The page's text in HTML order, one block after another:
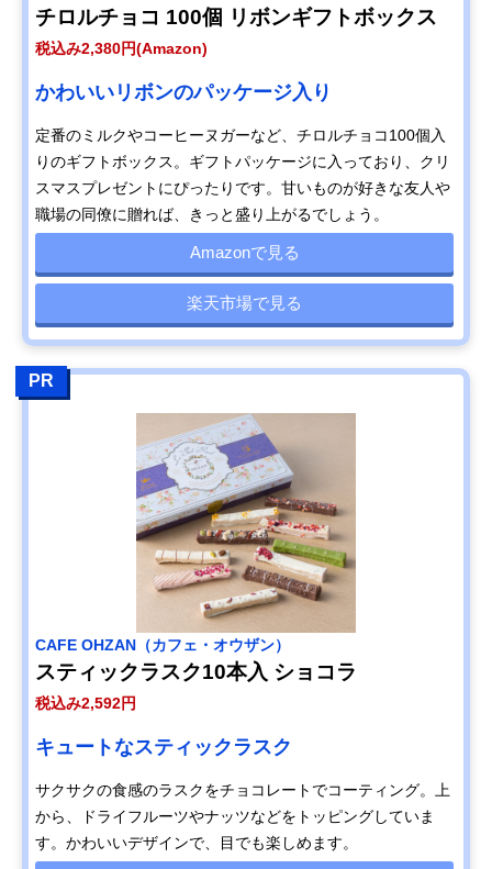
チロルチョコ 100個 リボンギフトボックス
税込み2,380円(Amazon)
かわいいリボンのパッケージ入り
定番のミルクやコーヒーヌガーなど、チロルチョコ100個入
りのギフトボックス。ギフトパッケージに入っており、クリ
スマスプレゼントにぴったりです。甘いものが好きな友人や
職場の同僚に贈れば、きっと盛り上がるでしょう。
Amazonで見る
楽天市場で見る
PR
CAFE OHZAN（カフェ・オウザン）
スティックラスク10本入 ショコラ
税込み2,592円
キュートなスティックラスク
サクサクの食感のラスクをチョコレートでコーティング。上
から、ドライフルーツやナッツなどをトッピングしていま
す。かわいいデザインで、目でも楽しめます。